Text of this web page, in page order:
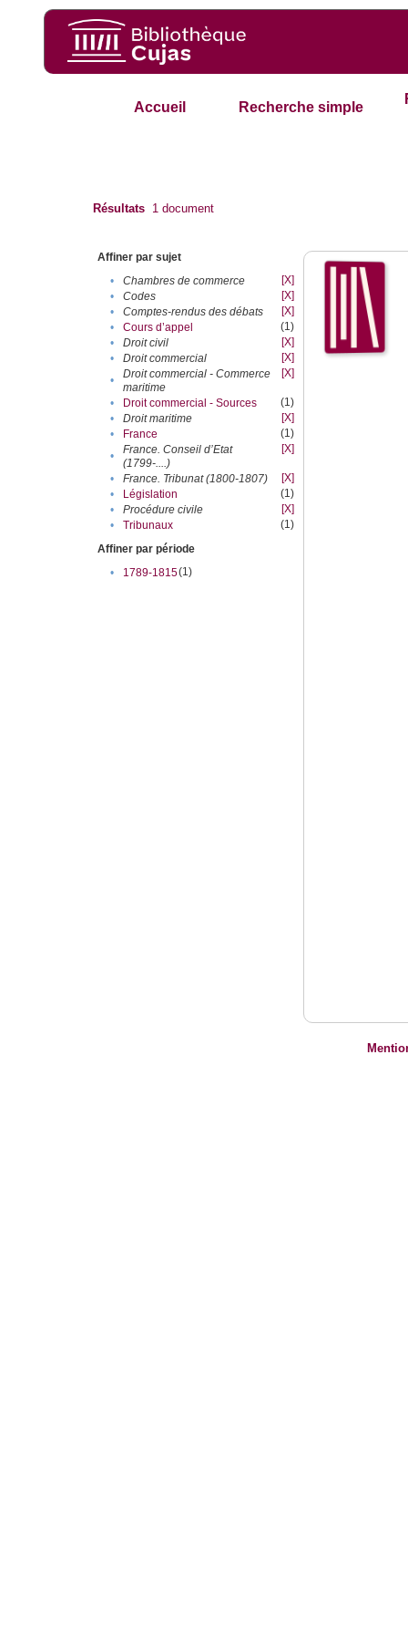
Accueil Recherche simple
Résultats 1 document
Affiner par sujet
•
Chambres de commerce
[X]
•
Codes
[X]
•
Comptes-rendus des débats
[X]
•
Cours d’appel
(1)
•
Droit civil
[X]
•
Droit commercial
[X]
•
Droit commercial - Commerce
maritime
[X]
• Droit commercial - Sources
(1)
•
Droit maritime
[X]
•
France
(1)
•
France. Conseil d’Etat
(1799-....)
[X]
• France. Tribunat (1800-1807)
[X]
•
Législation
(1)
•
Procédure civile
[X]
•
Tribunaux
(1)
Affiner par période
•
1789-1815(1)